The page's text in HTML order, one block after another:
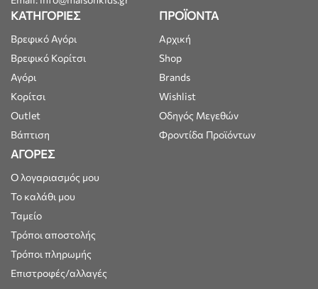
ΚΑΤΗΓΟΡΙΕΣ
Βρεφικό Αγόρι
Βρεφικό Κορίτσι
Αγόρι
Κορίτσι
Outlet
Βάπτιση
ΠΡΟΪΟΝΤΑ
Αρχική
Shop
Brands
Wishlist
Οδηγός Μεγεθών
Φροντίδα Προϊόντων
ΑΓΟΡΕΣ
Ο λογαριασμός μου
Το καλάθι μου
Ταμείο
Τρόποι αποστολής
Τρόποι πληρωμής
Επιστροφές/αλλαγές